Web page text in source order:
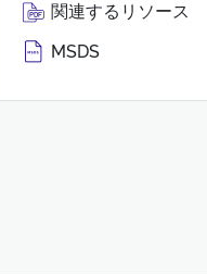
関連するリソース
MSDS